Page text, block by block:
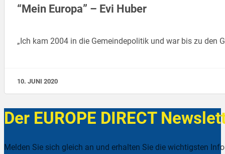
“Mein Europa” – Evi Huber
„Ich kam 2004 in die Gemeindepolitik und war bis zu den
10. JUNI 2020
Der EUROPE DIRECT
Melden Sie sich gleich an und erhalten Sie die wichtigsten